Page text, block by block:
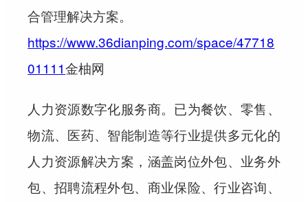
合管理解决方案。
https://www.36dianping.com/space/47718
01111金柚网
人力资源数字化服务商。已为餐饮、零售、
物流、医药、智能制造等行业提供多元化的
人力资源解决方案，涵盖岗位外包、业务外
包、招聘流程外包、商业保险、行业咨询、